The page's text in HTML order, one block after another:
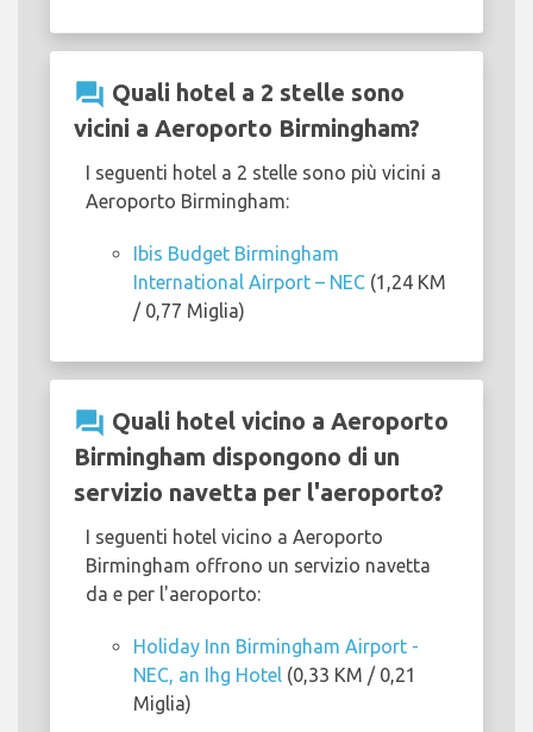
question_answer Quali hotel a 2 stelle sono
vicini a Aeroporto Birmingham?
I seguenti hotel a 2 stelle sono più vicini a
Aeroporto Birmingham:
Ibis Budget Birmingham
International Airport – NEC (1,24 KM
/ 0,77 Miglia)
question_answer Quali hotel vicino a Aeroporto
Birmingham dispongono di un
servizio navetta per l'aeroporto?
I seguenti hotel vicino a Aeroporto
Birmingham offrono un servizio navetta
da e per l'aeroporto:
Holiday Inn Birmingham Airport -
NEC, an Ihg Hotel (0,33 KM / 0,21
Miglia)